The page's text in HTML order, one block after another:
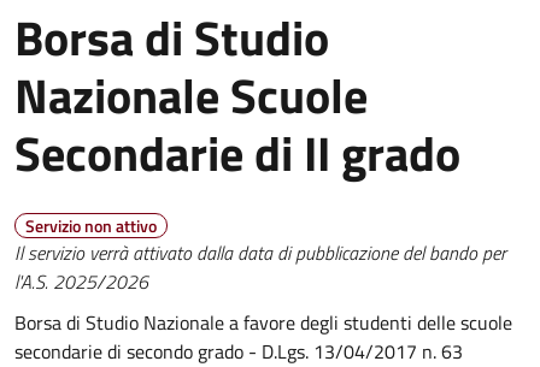
Borsa di Studio
Nazionale Scuole
Secondarie di II grado
Servizio non attivo
Il servizio verrà attivato dalla data di pubblicazione del bando per
l'A.S. 2025/2026
Borsa di Studio Nazionale a favore degli studenti delle scuole
secondarie di secondo grado - D.Lgs. 13/04/2017 n. 63